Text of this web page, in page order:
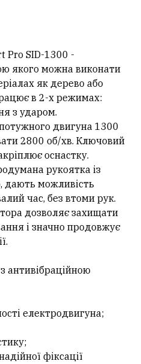
Pro SID-1300 -
якого можна виконати
як дерево або
в 2-х режимах:
з ударом.
двигуна 1300
2800 об/хв. Ключовий
оснастку.
рукоятка із
дають можливість
час, без втоми рук.
дозволяє захищати
і значно продовжує
антивібраційною
електродвигуна;
фіксації